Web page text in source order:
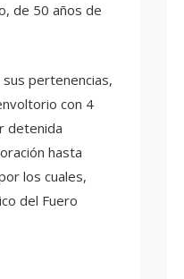
de 50 años de
pertenencias,
con 4
detenida
hasta
los cuales,
del Fuero